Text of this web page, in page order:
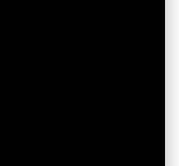
u medicini sutrašnjice.